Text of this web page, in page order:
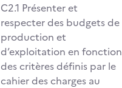
C2.1 Présenter et
respecter des budgets de
production et
d’exploitation en fonction
des critères définis par le
cahier des charges au